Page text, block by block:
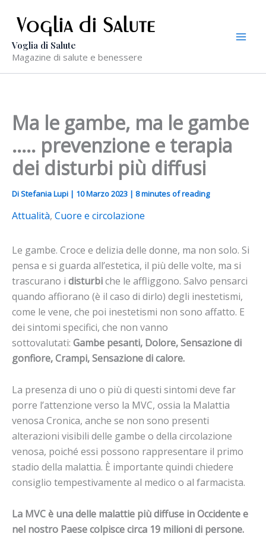
contenuto
Voglia di Salute
Magazine di salute e benessere
Ma le gambe, ma le gambe
….. prevenzione e terapia
dei disturbi più diffusi
DiStefania Lupi | 10 Marzo 2023 | 8 minutes of reading
Attualità, Cuore e circolazione
Le gambe. Croce e delizia delle donne, ma non solo. Si
pensa e si guarda all’estetica, il più delle volte, ma si
trascurano i disturbiche le affliggono. Salvo pensarci
quando affiorano (è il caso di dirlo) degli inestetismi,
come le vene, che poi inestetismi non sono affatto. E
dei sintomi specifici, che non vanno
sottovalutati: Gambe pesanti, Dolore, Sensazione di
gonfiore, Crampi, Sensazione di calore.
La presenza di uno o più di questi sintomi deve far
porre l’attenzione verso la MVC, ossia la Malattia
venosa Cronica, anche se non sono presenti
alterazioni visibili delle gambe o della circolazione
venosa, poiché essi possono rappresentare il primo
stadio della malattia. È importante quindi chiedere
consiglio tempestivamente al medico o al farmacista.
La MVC è una delle malattie più diffuse in Occidente e
nel nostro Paese colpisce circa 19 milioni di persone.